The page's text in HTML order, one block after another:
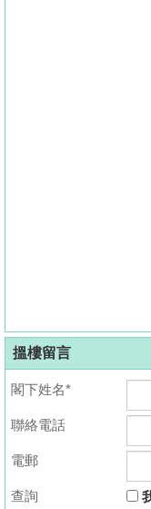
搵樓留言
閣下姓名*
聯絡電話
電郵
查詢